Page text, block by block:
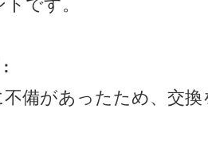
です。
不備があったため、交換